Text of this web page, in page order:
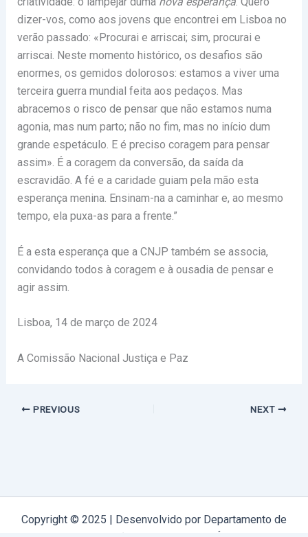
dizer-vos, como aos jovens que encontrei em Lisboa no
verão passado: «Procurai e arriscai; sim, procurai e
arriscai. Neste momento histórico, os desafios são
enormes, os gemidos dolorosos: estamos a viver uma
terceira guerra mundial feita aos pedaços. Mas
abracemos o risco de pensar que não estamos numa
agonia, mas num parto; não no fim, mas no início dum
grande espetáculo. E é preciso coragem para pensar
assim». É a coragem da conversão, da saída da
escravidão. A fé e a caridade guiam pela mão esta
esperança menina. Ensinam-na a caminhar e, ao mesmo
tempo, ela puxa-as para a frente.”
É a esta esperança que a CNJP também se associa,
convidando todos à coragem e à ousadia de pensar e
agir assim.
Lisboa, 14 de março de 2024
A Comissão Nacional Justiça e Paz
PREVIOUS NEXT
Copyright © 2025 | Desenvolvido por Departamento de